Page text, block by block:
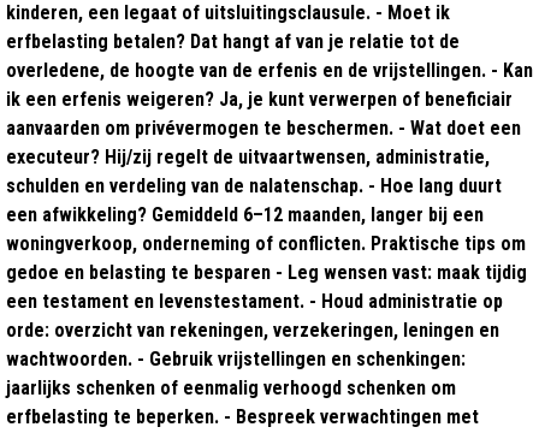
kinderen, een legaat of uitsluitingsclausule. - Moet ik
erfbelasting betalen? Dat hangt af van je relatie tot de
overledene, de hoogte van de erfenis en de vrijstellingen. - Kan
ik een erfenis weigeren? Ja, je kunt verwerpen of beneficiair
aanvaarden om privévermogen te beschermen. - Wat doet een
executeur? Hij/zij regelt de uitvaartwensen, administratie,
schulden en verdeling van de nalatenschap. - Hoe lang duurt
een afwikkeling? Gemiddeld 6–12 maanden, langer bij een
woningverkoop, onderneming of conflicten. Praktische tips om
gedoe en belasting te besparen - Leg wensen vast: maak tijdig
een testament en levenstestament. - Houd administratie op
orde: overzicht van rekeningen, verzekeringen, leningen en
wachtwoorden. - Gebruik vrijstellingen en schenkingen:
jaarlijks schenken of eenmalig verhoogd schenken om
erfbelasting te beperken. - Bespreek verwachtingen met